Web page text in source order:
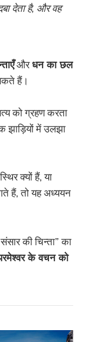
देता है, और वह
औरधन का छल
हैं।
को ग्रहण करता
झाड़ियों में उलझा
क्यों हैं, या
हैं, तो यह अध्ययन
की चिन्ता” का
के वचन को